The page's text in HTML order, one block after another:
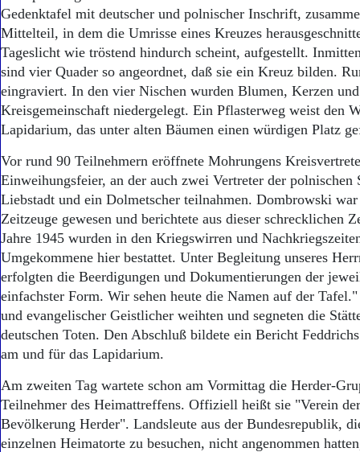
Gedenktafel mit deutscher und polnischer Inschrift,
Mittelteil, in dem die Umrisse eines Kreuzes
Tageslicht wie tröstend hindurch scheint, aufgestellt.
sind vier Quader so angeordnet, daß sie ein Kreuz bilden.
eingraviert. In den vier Nischen wurden Blumen, Kerzen
Kreisgemeinschaft niedergelegt. Ein Pflasterweg weist den
Lapidarium, das unter alten Bäumen einen würdigen Platz
Vor rund 90 Teilnehmern eröffnete Mohrungens
Einweihungsfeier, an der auch zwei Vertreter der polnischen
Liebstadt und ein Dolmetscher teilnahmen. Dombrowski war
Zeitzeuge gewesen und berichtete aus dieser schrecklichen
Jahre 1945 wurden in den Kriegswirren und
Umgekommene hier bestattet. Unter Begleitung unseres
erfolgten die Beerdigungen und Dokumentierungen der
einfachster Form. Wir sehen heute die Namen auf der
und evangelischer Geistlicher weihten und segneten die
deutschen Toten. Den Abschluß bildete ein Bericht
am und für das Lapidarium.
Am zweiten Tag wartete schon am Vormittag die Herder-
Teilnehmer des Heimattreffens. Offiziell heißt sie "Verein
Bevölkerung Herder". Landsleute aus der Bundesrepublik,
einzelnen Heimatorte zu besuchen, nicht angenommen